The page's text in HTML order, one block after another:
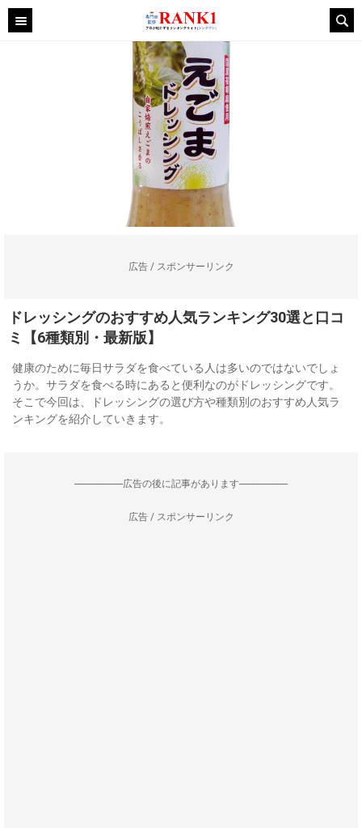
広告 / スポンサーリンク
ドレッシングのおすすめ人気ランキング30選と口コ
ミ【6種類別・最新版】
健康のために毎日サラダを食べている人は多いのではないでしょ
うか。サラダを食べる時にあると便利なのがドレッシングです。
そこで今回は、ドレッシングの選び方や種類別のおすすめ人気ラ
ンキングを紹介していきます。
--------------------広告の後に記事があります--------------------
広告 / スポンサーリンク